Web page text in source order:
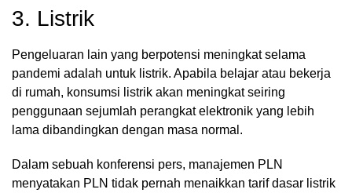
3. Listrik
Pengeluaran lain yang berpotensi meningkat selama
pandemi adalah untuk listrik. Apabila belajar atau bekerja
di rumah, konsumsi listrik akan meningkat seiring
penggunaan sejumlah perangkat elektronik yang lebih
lama dibandingkan dengan masa normal.
Dalam sebuah konferensi pers, manajemen PLN
menyatakan PLN tidak pernah menaikkan tarif dasar listrik